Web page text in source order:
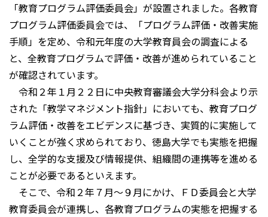
「教育プログラム評価委員会」が設置されました。各教育
プログラム評価委員会では、「プログラム評価・改善実施
手順」を定め、令和元年度の大学教育員会の調査による
と、全教育プログラムで評価・改善が進められていること
が確認されています。
令和２年１月２２日に中央教育審議会大学分科会より示
された「教学マネジメント指針」においても、教育プログ
ラム評価・改善をエビデンスに基づき、実質的に実施して
いくことが強く求められており、徳島大学でも実態を把握
し、全学的な支援及び情報提供、組織間の連携等を進める
ことが必要であるといえます。
そこで、令和２年７月～９月にかけ、ＦＤ委員会と大学
教育委員会が連携し、各教育プログラムの実態を把握する